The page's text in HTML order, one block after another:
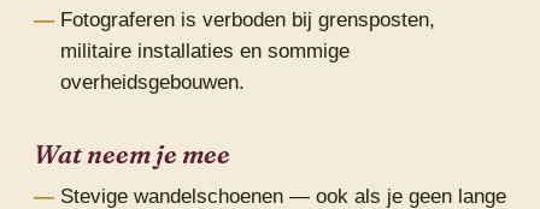
Fotograferen is verboden bij grensposten,
militaire installaties en sommige
overheidsgebouwen.
Wat neem je mee
Stevige wandelschoenen — ook als je geen lange